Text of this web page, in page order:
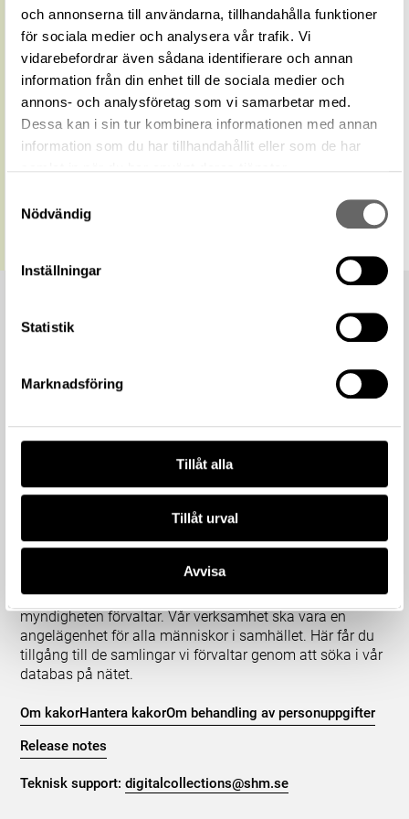
och annonserna till användarna, tillhandahålla funktioner
för sociala medier och analysera vår trafik. Vi
vidarebefordrar även sådana identifierare och annan
information från din enhet till de sociala medier och
annons- och analysföretag som vi samarbetar med.
Dessa kan i sin tur kombinera informationen med annan
information som du har tillhandahållit eller som de har
Nödvändig
Inställningar
Statistik
Marknadsföring
Tillåt alla
Tillåt urval
Avvisa
Relaterade
föremål
Visa 1 relaterat föremål
URI
https://samlingar.shm.se/geo/324F8FF8-
0335-4361-9839-3D81A3CACE53
Kopiera URI
främja kunskapen om och intresset för Sveriges historia
och att bevara och utveckla det kulturarv som
myndigheten förvaltar. Vår verksamhet ska vara en
angelägenhet för alla människor i samhället. Här får du
tillgång till de samlingar vi förvaltar genom att söka i vår
databas på nätet.
Om kakorHantera kakorOm behandling av personuppgifter
Release notes
Teknisk support:digitalcollections@shm.se